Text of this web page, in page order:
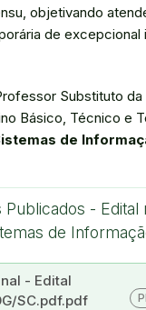
objetivando
de excepcional
Substituto da
Básico, Técnico e
de
- Edital
de
- Edital
SC.pdf.pdf